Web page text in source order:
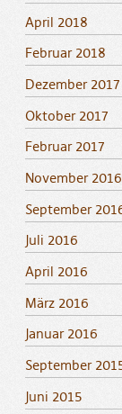
April 2018
Februar 2018
Dezember 2017
Oktober 2017
Februar 2017
November 2016
September
Juli 2016
April 2016
März 2016
Januar 2016
September
Juni 2015